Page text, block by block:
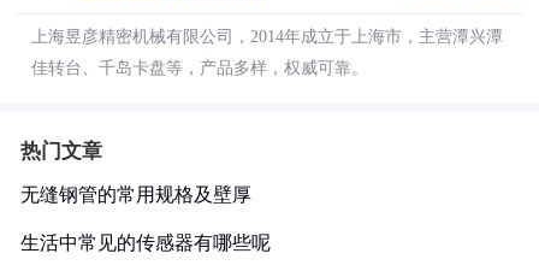
上海昱彦精密机械有限公司，2014年成立于上海市，主营潭兴潭
佳转台、千岛卡盘等，产品多样，权威可靠。
热门文章
无缝钢管的常用规格及壁厚
生活中常见的传感器有哪些呢